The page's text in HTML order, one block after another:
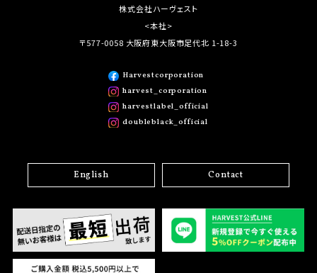
株式会社ハーヴェスト
<本社>
〒577-0058 大阪府東大阪市足代北 1-18-3
Harvestcorporation
harvest_corporation
harvestlabel_official
doubleblack_official
English Contact